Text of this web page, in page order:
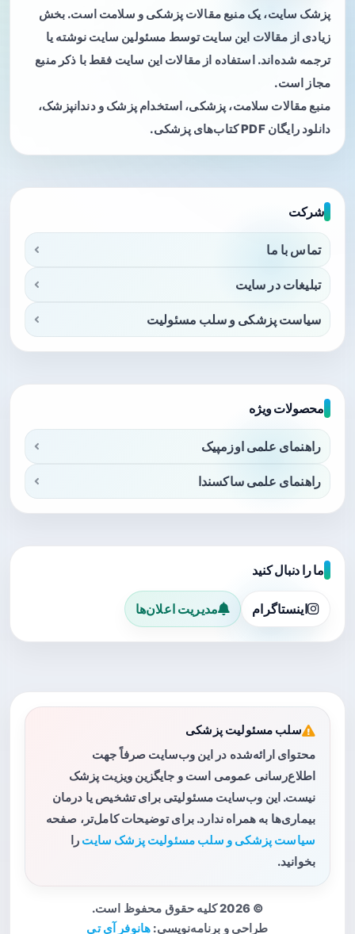
پزشک سایت، یک منبع مقالات پزشکی و سلامت است. بخش
زیادی از مقالات این سایت توسط مسئولین سایت نوشته یا
ترجمه شده‌اند. استفاده از مقالات این سایت فقط با ذکر منبع
مجاز است.
منبع مقالات سلامت، پزشکی، استخدام پزشک و دندانپزشک،
دانلود رایگان PDF کتاب‌های پزشکی.
شرکت
تماس با ما
تبلیغات در سایت
سیاست پزشکی و سلب مسئولیت
محصولات ویژه
راهنمای علمی اوزمپیک
راهنمای علمی ساکسندا
ما را دنبال کنید
اینستاگرام مدیریت اعلان‌ها
سلب مسئولیت پزشکی
محتوای ارائه‌شده در این وب‌سایت صرفاً جهت
اطلاع‌رسانی عمومی است و جایگزین ویزیت پزشک
نیست. این وب‌سایت مسئولیتی برای تشخیص یا درمان
بیماری‌ها به همراه ندارد. برای توضیحات کامل‌تر، صفحه
سیاست پزشکی و سلب مسئولیت پزشک سایت را
بخوانید.
© 2026 کلیه حقوق محفوظ است.
طراحی و برنامه‌نویسی: هانوفر آی تی